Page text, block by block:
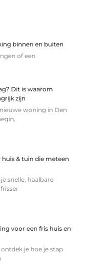
binnen en buiten
of een
Dit is waarom
zijn
woning in Den
& tuin die meteen
snelle, haalbare
voor een fris huis en
je hoe je stap